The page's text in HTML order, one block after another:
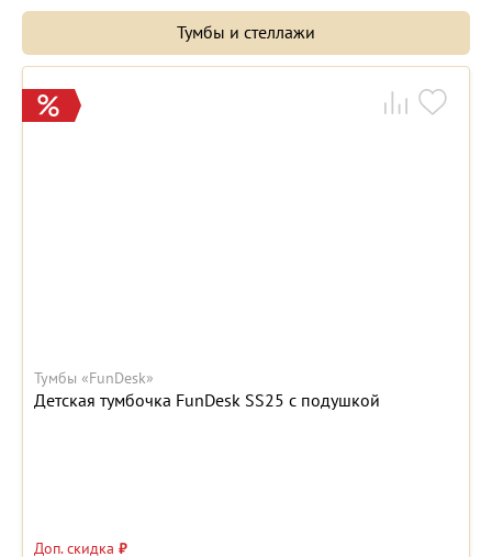
Тумбы и стеллажи
Тумбы «FunDesk»
Детская тумбочка FunDesk SS25 с подушкой
Доп. скидка ₽